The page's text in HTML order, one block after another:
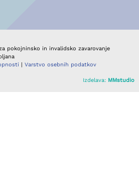
pokojninsko in invalidsko zavarovanje
Varstvo osebnih podatkov
Izdelava: MMstudio